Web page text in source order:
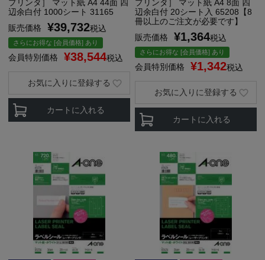
プリンタ］ マット紙 A4 44面 四
辺余白付 1000シート 31165
販売価格
¥39,732税込
さらにお得な [会員価格] あり
会員特別価格 ¥38,544税込
カートに入れる
お気に入りに登録する
プリンタ］ マット紙 A4 8面 四
辺余白付 20シート入 65208【8
冊以上のご注文が必要です】
販売価格
¥1,364税込
さらにお得な [会員価格] あり
会員特別価格 ¥1,342税込
カートに入れる
お気に入りに登録する